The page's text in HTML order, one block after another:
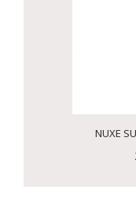
NUXE